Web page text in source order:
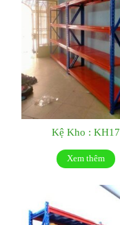
Kệ Kho : KH17
Xem thêm